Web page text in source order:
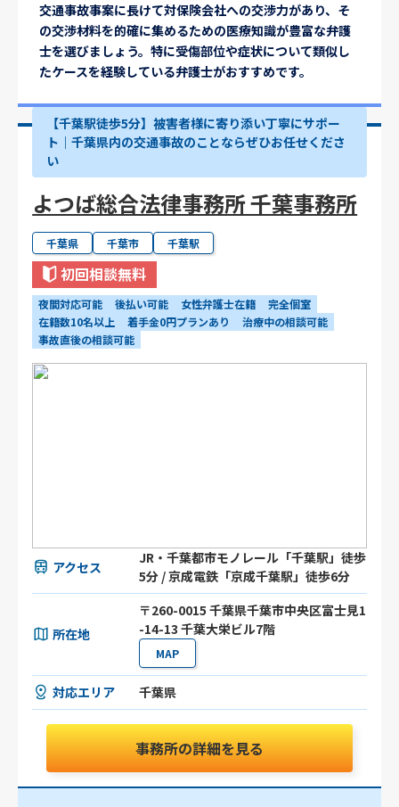
交通事故事案に長けて対保険会社への交渉力があり、そ
の交渉材料を的確に集めるための医療知識が豊富な弁護
士を選びましょう。特に受傷部位や症状について類似し
たケースを経験している弁護士がおすすめです。
【千葉駅徒歩5分】被害者様に寄り添い丁寧にサポー
ト｜千葉県内の交通事故のことならぜひお任せくださ
い
よつば総合法律事務所 千葉事務所
千葉県 千葉市 千葉駅
初回相談無料
夜間対応可能 後払い可能 女性弁護士在籍
完全個室
在籍数10名以上
着手金0円プランあり
治療中の相談可能
事故直後の相談可能
アクセス
JR・千葉都市モノレール「千葉駅」徒歩
5分 / 京成電鉄「京成千葉駅」徒歩6分
所在地
〒260-0015 千葉県千葉市中央区富士見1
-14-13 千葉大栄ビル7階
MAP
対応エリア 千葉県
事務所の詳細を見る